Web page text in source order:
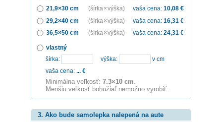
21,9×30 cm
(šírka × výška) vaša cena: 10,08 €
29,2×40 cm
(šírka × výška) vaša cena: 16,31 €
36,5×50 cm
(šírka × výška) vaša cena: 24,31 €
vlastný
šírka:
výška:
v cm
vaša cena: ... €
Minimálna veľkosť: 7.3×10 cm
Menšiu veľkosť bohužiaľ nemožno vyrobiť.
3. Ako bude samolepka nalepená na aute